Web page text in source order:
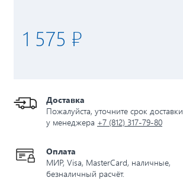
1 575 ₽
Доставка
Пожалуйста, уточните срок доставки
у менеджера +7 (812) 317-79-80
Оплата
МИР, Visa, MasterCard, наличные,
безналичный расчёт.